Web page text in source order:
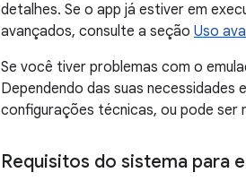
detalhes. Se o app já estiver em
avançados, consulte a seção Uso
Se você tiver problemas com o
Dependendo das suas
configurações técnicas, ou pode ser
Requisitos do sistema para